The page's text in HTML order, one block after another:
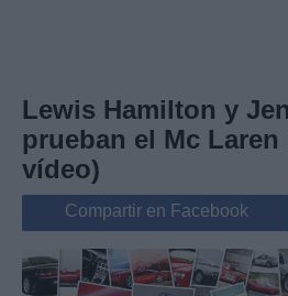
Internacional
Viajes
Lewis Hamilton y
prueban el Mc Laren
vídeo)
Compartir en Facebook